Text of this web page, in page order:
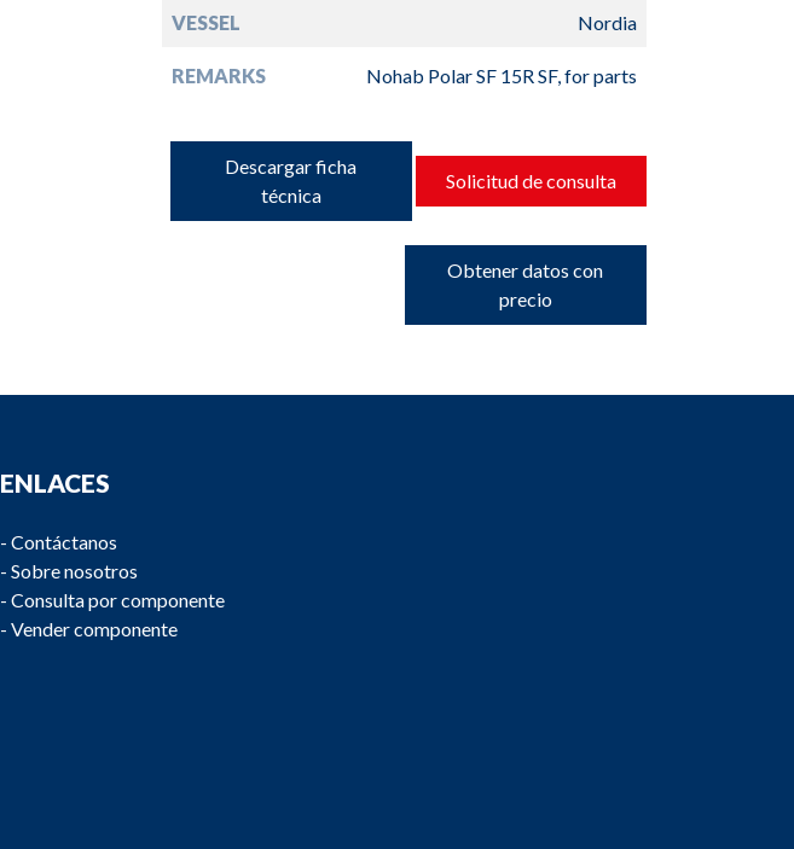
VESSEL Nordia
REMARKS Nohab Polar SF 15R SF, for parts
Descargar ficha
técnica
Solicitud de consulta
Obtener datos con
precio
ENLACES
- Contáctanos
- Sobre nosotros
- Consulta por componente
- Vender componente